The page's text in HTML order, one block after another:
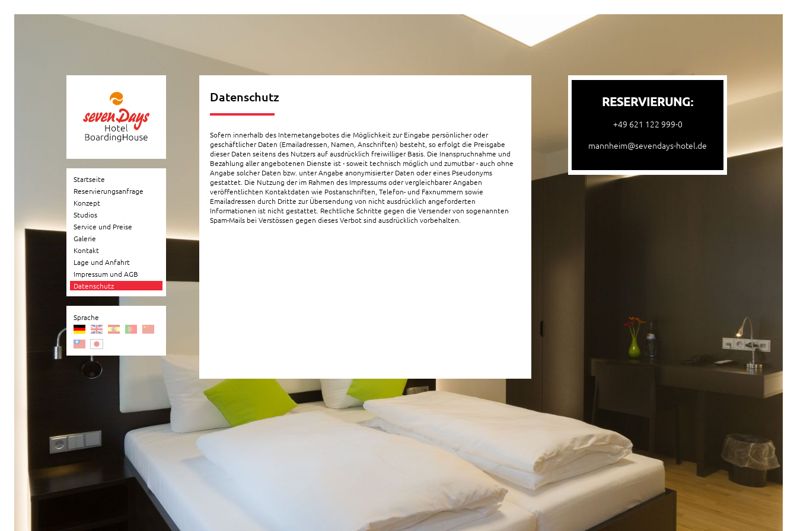
Startseite
Reservierungsanfrage
Konzept
Studios
Service und Preise
Galerie
Kontakt
Lage und Anfahrt
Impressum und AGB
Datenschutz
Sprache
Datenschutz
Sofern innerhalb des Internetangebotes die Möglichkeit zur Eingabe persönlicher oder
geschäftlicher Daten (Emailadressen, Namen, Anschriften) besteht, so erfolgt die Preisgabe
dieser Daten seitens des Nutzers auf ausdrücklich freiwilliger Basis. Die Inanspruchnahme und
Bezahlung aller angebotenen Dienste ist - soweit technisch möglich und zumutbar - auch ohne
Angabe solcher Daten bzw. unter Angabe anonymisierter Daten oder eines Pseudonyms
gestattet. Die Nutzung der im Rahmen des Impressums oder vergleichbarer Angaben
veröffentlichten Kontaktdaten wie Postanschriften, Telefon- und Faxnummern sowie
Emailadressen durch Dritte zur Übersendung von nicht ausdrücklich angeforderten
Informationen ist nicht gestattet. Rechtliche Schritte gegen die Versender von sogenannten
Spam-Mails bei Verstössen gegen dieses Verbot sind ausdrücklich vorbehalten.
RESERVIERUNG:
+49 621 122 999-0
mannheim@sevendays-hotel.de